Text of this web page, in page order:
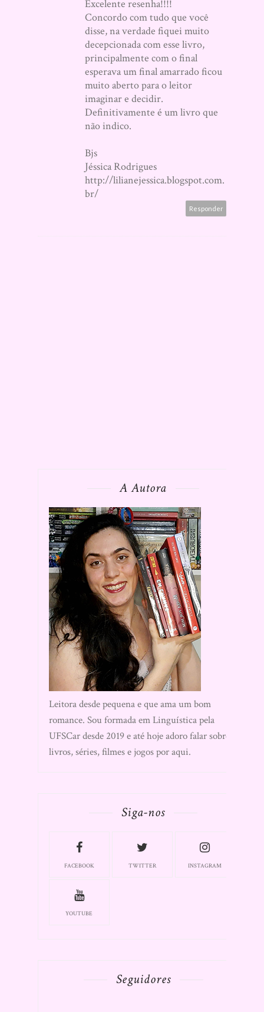
Excelente resenha!!!!
Concordo com tudo que você
disse, na verdade fiquei muito
decepcionada com esse livro,
principalmente com o final
esperava um final amarrado ficou
muito aberto para o leitor
imaginar e decidir.
Definitivamente é um livro que
não indico.
Bjs
Jéssica Rodrigues
http://lilianejessica.blogspot.com.
br/
Responder
A Autora
Leitora desde pequena e que ama um bom
romance. Sou formada em Linguística pela
UFSCar desde 2019 e até hoje adoro falar sobre
livros, séries, filmes e jogos por aqui.
Siga-nos
FACEBOOK TWITTER INSTAGRAM
YOUTUBE
Seguidores